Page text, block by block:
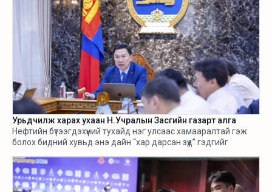
Урьдчилж харах ухаан Н.Учралын Засгийн газарт алга
Нефтийн бүтээгдэхүүний тухайд нэг улсаас хамааралтай гэж
болох бидний хувьд энэ дайн “хар дарсан зүүд” гэдгийг
бүхнийг бодитой тооцож, болзошгүй эрсдэл, хүндрэлийг
урьдчилж харж, хариу арга хэмжээ авах ухаан Н.Учралын
Засгийн газарт ч алга.